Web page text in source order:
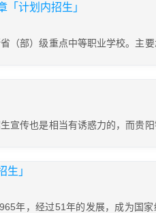
计划内招生」
（部）级重点中等职业学校。主要
宣传也是相当有诱惑力的，而贵
生」
年，经过51年的发展，成为国家